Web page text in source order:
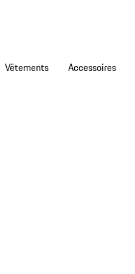
Vêtements Accessoires